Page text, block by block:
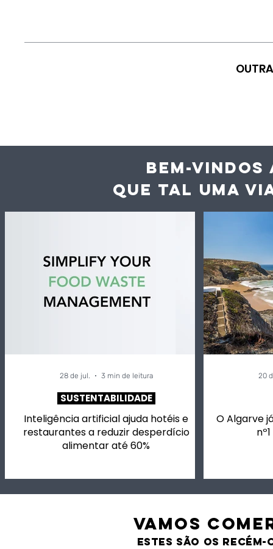
BEM-VINDOS
QUE TAL UMA
Inteligência artificial ajuda hotéis e
restaurantes a reduzir desperdício
alimentar até 60%
SUSTENTABILIDADE
28 de jul. 3 min de leitura
O Algarve
20
VAMOS
estes são os recém-